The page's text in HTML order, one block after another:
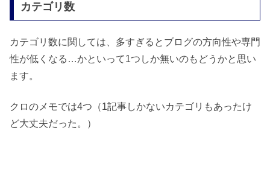
カテゴリ数
カテゴリ数に関しては、多すぎるとブログの方向性や専門
性が低くなる…かといって1つしか無いのもどうかと思い
ます。
クロのメモでは4つ（1記事しかないカテゴリもあったけ
ど大丈夫だった。）